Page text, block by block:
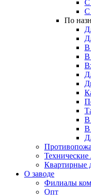
С
С
По
В
В
В
В
Квартирные
О заводе
Филиалы
Опт